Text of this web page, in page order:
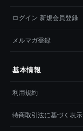
ログイン 新規会員登録
メルマガ登録
基本情報
利用規約
特商取引法に基づく表示